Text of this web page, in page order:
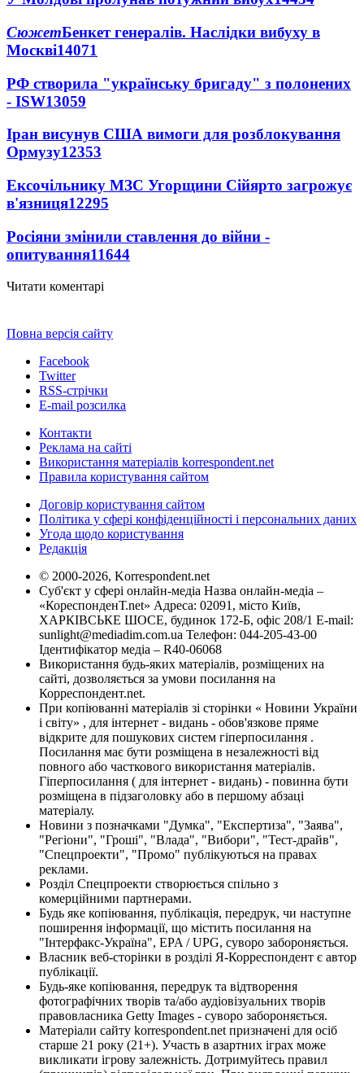
СюжетБенкет генералів. Наслідки вибуху в
Москві14071
РФ створила "українську бригаду" з полонених
- ISW13059
Іран висунув США вимоги для розблокування
Ормузу12353
Ексочільнику МЗС Угорщини Сійярто загрожує
в'язниця12295
Росіяни змінили ставлення до війни -
опитування11644
Читати коментарі
Повна версія сайту
Facebook
Twitter
RSS-стрічки
E-mail розсилка
Контакти
Реклама на сайті
Використання матеріалів korrespondent.net
Правила користування сайтом
Договір користування сайтом
Політика у сфері конфіденційності і персональних даних
Угода щодо користування
Редакція
© 2000-2026, Korrespondent.net
Суб'єкт у сфері онлайн-медіа Назва онлайн-медіа –
«КореспонденТ.net» Адреса: 02091, місто Київ,
ХАРКІВСЬКЕ ШОСЕ, будинок 172-Б, офіс 208/1 E-mail:
sunlight@mediadim.com.ua Телефон: 044-205-43-00
Ідентифікатор медіа – R40-06068
Використання будь-яких матеріалів, розміщених на
сайті, дозволяється за умови посилання на
Корреспондент.net.
При копіюванні матеріалів зі сторінки « Новини України
і світу» , для інтернет - видань - обов'язкове пряме
відкрите для пошукових систем гіперпосилання .
Посилання має бути розміщена в незалежності від
повного або часткового використання матеріалів.
Гіперпосилання ( для інтернет - видань) - повинна бути
розміщена в підзаголовку або в першому абзаці
матеріалу.
Новини з позначками "Думка", "Експертиза", "Заява",
"Регіони", "Гроші", "Влада", "Вибори", "Тест-драйв",
"Спецпроекти", "Промо" публікуються на правах
реклами.
Розділ Спецпроекти створюється спільно з
комерційними партнерами.
Будь яке копіювання, публікація, передрук, чи наступне
поширення інформації, що містить посилання на
"Інтерфакс-Україна", EPA / UPG, суворо забороняється.
Власник веб-сторінки в розділі Я-Корреспондент є автор
публікації.
Будь-яке копіювання, передрук та відтворення
фотографічних творів та/або аудіовізуальних творів
правовласника Getty Images - суворо забороняється.
Матеріали сайту korrespondent.net призначені для осіб
старше 21 року (21+). Участь в азартних іграх може
викликати ігрову залежність. Дотримуйтесь правил